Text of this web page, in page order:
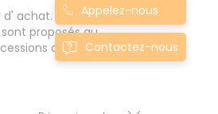
achat. Consultez
proposés au
de baux, fonds
Appelez-nous
Contactez-nous